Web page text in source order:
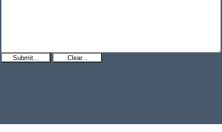
Submit... Clear...